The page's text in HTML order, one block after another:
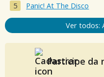
Panic! At The Disco
Ver todos:
Participe da